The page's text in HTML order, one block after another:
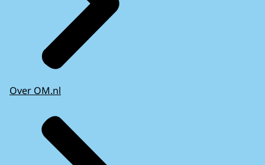
Over OM.nl